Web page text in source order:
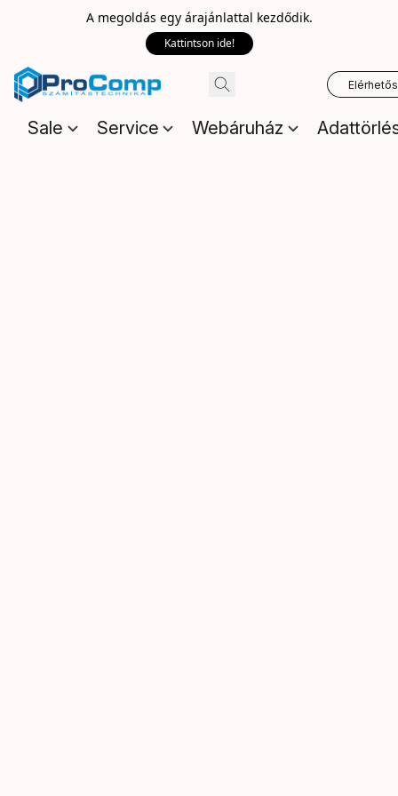
A megoldás egy árajánlattal kezdődik.
Kattintson ide!
Sale Service Webáruház